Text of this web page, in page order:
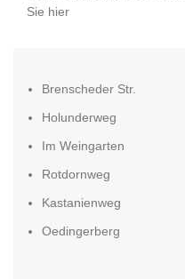
Sie hier
Brenscheder Str.
Holunderweg
Im Weingarten
Rotdornweg
Kastanienweg
Oedingerberg